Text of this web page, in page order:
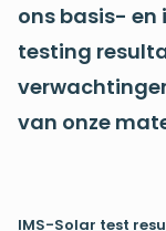
ons basis- en
testing
van onze
IMS-Solar test